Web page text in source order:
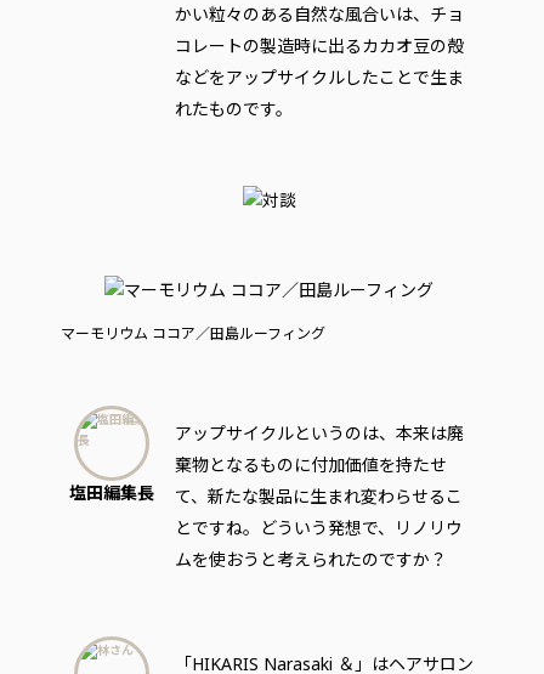
かい粒々のある自然な風合いは、チョ
コレートの製造時に出るカカオ豆の殻
などをアップサイクルしたことで生ま
れたものです。
マーモリウム ココア／田島ルーフィング
塩田編集長
アップサイクルというのは、本来は廃
棄物となるものに付加価値を持たせ
て、新たな製品に生まれ変わらせるこ
とですね。どういう発想で、リノリウ
ムを使おうと考えられたのですか？
「HIKARIS Narasaki ＆」はヘアサロン